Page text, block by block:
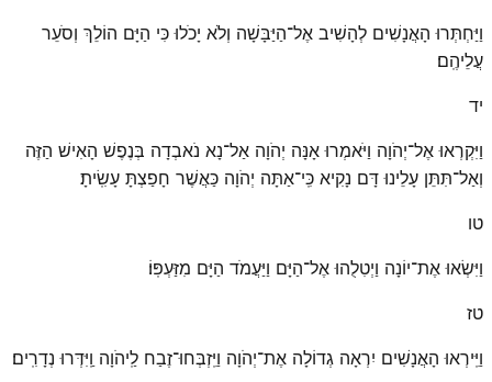
וַיַּחְתְּרוּ הָאֲנָשִׁים לְהָשִׁיב אֶל־הַיַּבָּשָׁה וְלֹא יָכֹלוּ כִּי הַיָּם הוֹלֵךְ וְסֹעֵר
עֲלֵיהֶֽם׃
יד
וַיִּקְרְאוּ אֶל־יְהֹוָה וַיֹּאמְרוּ אָנָּה יְהֹוָה אַל־נָא נֹאבְדָה בְּנֶפֶשׁ הָאִישׁ הַזֶּה
וְאַל־תִּתֵּן עָלֵינוּ דָּם נָקִיא כִּֽי־אַתָּה יְהֹוָה כַּאֲשֶׁר חָפַצְתָּ עָשִֽׂיתָ׃
טו
וַיִּשְׂאוּ אֶת־יוֹנָה וַיְטִלֻהוּ אֶל־הַיָּם וַיַּעֲמֹד הַיָּם מִזַּעְפּֽוֹ׃
טז
וַיִּֽירְאוּ הָאֲנָשִׁים יִרְאָה גְדוֹלָה אֶת־יְהֹוָה וַיִּֽזְבְּחוּ־זֶבַח לַֽיהֹוָה וַֽיִּדְּרוּ נְדָרִֽים׃